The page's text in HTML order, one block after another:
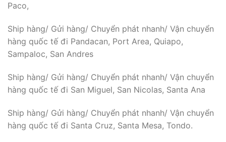
Paco,
Ship hàng/ Gửi hàng/ Chuyển phát nhanh/ Vận chuyển
hàng quốc tế đi Pandacan, Port Area, Quiapo,
Sampaloc, San Andres
Ship hàng/ Gửi hàng/ Chuyển phát nhanh/ Vận chuyển
hàng quốc tế đi San Miguel, San Nicolas, Santa Ana
Ship hàng/ Gửi hàng/ Chuyển phát nhanh/ Vận chuyển
hàng quốc tế đi Santa Cruz, Santa Mesa, Tondo.